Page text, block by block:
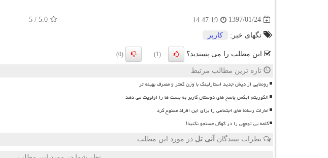
1397/01/24
14:47:19
5.0
/
5
تگهای خبر: كاربر
این مطلب را می پسندید؟ (1)
(0)
تازه ترین مطالب مرتبط
رونمایی از دیش جدید استارلینک با وزن کمتر و مصرف بهینه تر
الگوریتم ایکس پاسخ های دوستان کاربر به پست ها را اولویت می دهد
امارات رسانه های اجتماعی را برای این افراد ممنوع کرد
کلمه بی توجهی را در گوگل جستجو نکنید!
نظرات بینندگان آنی تل در مورد این مطلب